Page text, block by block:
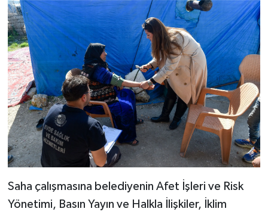
Saha çalışmasına belediyenin Afet İşleri ve Risk
Yönetimi, Basın Yayın ve Halkla İlişkiler, İklim